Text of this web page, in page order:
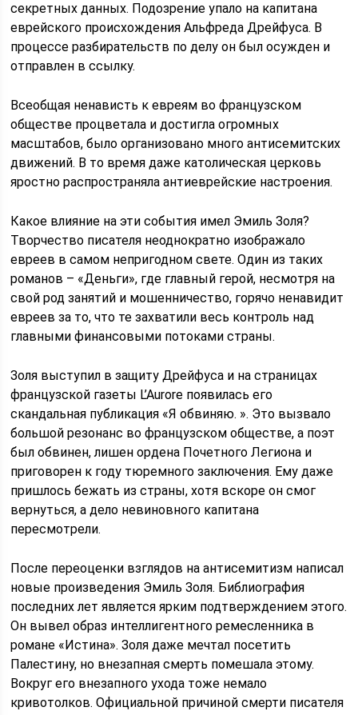
секретных данных. Подозрение упало на капитана
еврейского происхождения Альфреда Дрейфуса. В
процессе разбирательств по делу он был осужден и
отправлен в ссылку.
Всеобщая ненависть к евреям во французском
обществе процветала и достигла огромных
масштабов, было организовано много антисемитских
движений. В то время даже католическая церковь
яростно распространяла антиеврейские настроения.
Какое влияние на эти события имел Эмиль Золя?
Творчество писателя неоднократно изображало
евреев в самом непригодном свете. Один из таких
романов – «Деньги», где главный герой, несмотря на
свой род занятий и мошенничество, горячо ненавидит
евреев за то, что те захватили весь контроль над
главными финансовыми потоками страны.
Золя выступил в защиту Дрейфуса и на страницах
французской газеты L’Aurore появилась его
скандальная публикация «Я обвиняю. ». Это вызвало
большой резонанс во французском обществе, а поэт
был обвинен, лишен ордена Почетного Легиона и
приговорен к году тюремного заключения. Ему даже
пришлось бежать из страны, хотя вскоре он смог
вернуться, а дело невиновного капитана
пересмотрели.
После переоценки взглядов на антисемитизм написал
новые произведения Эмиль Золя. Библиография
последних лет является ярким подтверждением этого.
Он вывел образ интеллигентного ремесленника в
романе «Истина». Золя даже мечтал посетить
Палестину, но внезапная смерть помешала этому.
Вокруг его внезапного ухода тоже немало
кривотолков. Официальной причиной смерти писателя